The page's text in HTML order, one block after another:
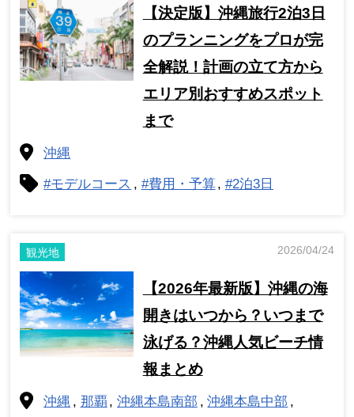
【決定版】沖縄旅行2泊3日
のプランニングをプロが完
全解説！計画の立て方から
エリア別おすすめスポット
まで
沖縄
#モデルコース #費用・予算 #2泊3日
観光地 2026/04/24
【2026年最新版】沖縄の海
開きはいつから？いつまで
泳げる？沖縄人気ビーチ情
報まとめ
沖縄 那覇 沖縄本島南部
沖縄本島中部